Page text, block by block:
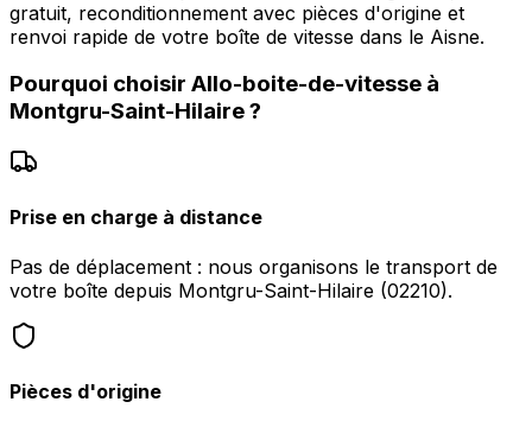
gratuit, reconditionnement avec pièces d'origine et
renvoi rapide de votre boîte de vitesse dans le Aisne.
Pourquoi choisir Allo-boite-de-vitesse à
Montgru-Saint-Hilaire?
Prise en charge à distance
Pas de déplacement : nous organisons le transport de
votre boîte depuis Montgru-Saint-Hilaire (02210).
Pièces d'origine